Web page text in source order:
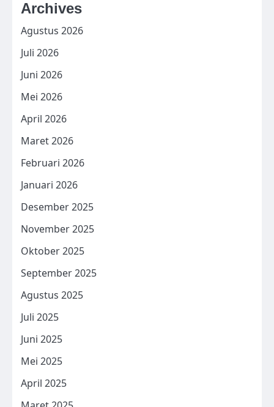
Archives
Agustus 2026
Juli 2026
Juni 2026
Mei 2026
April 2026
Maret 2026
Februari 2026
Januari 2026
Desember 2025
November 2025
Oktober 2025
September 2025
Agustus 2025
Juli 2025
Juni 2025
Mei 2025
April 2025